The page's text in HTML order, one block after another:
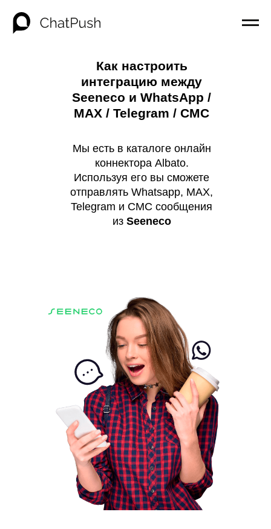
Как настроить
интеграцию между
Seeneco и WhatsApp /
MAX / Telegram / СМС
Мы есть в каталоге онлайн
коннектора Albato.
Используя его вы сможете
отправлять Whatsapp, MAX,
Telegram и СМС сообщения
из Seeneco